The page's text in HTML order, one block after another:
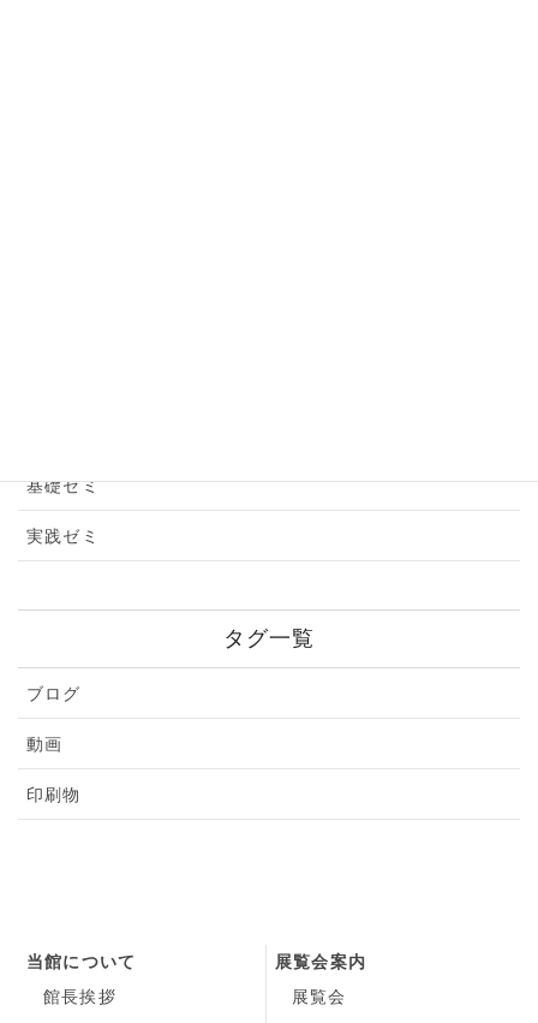
基礎ゼミ
実践ゼミ
タグ一覧
ブログ
動画
印刷物
当館について
館長挨拶
展覧会案内
展覧会